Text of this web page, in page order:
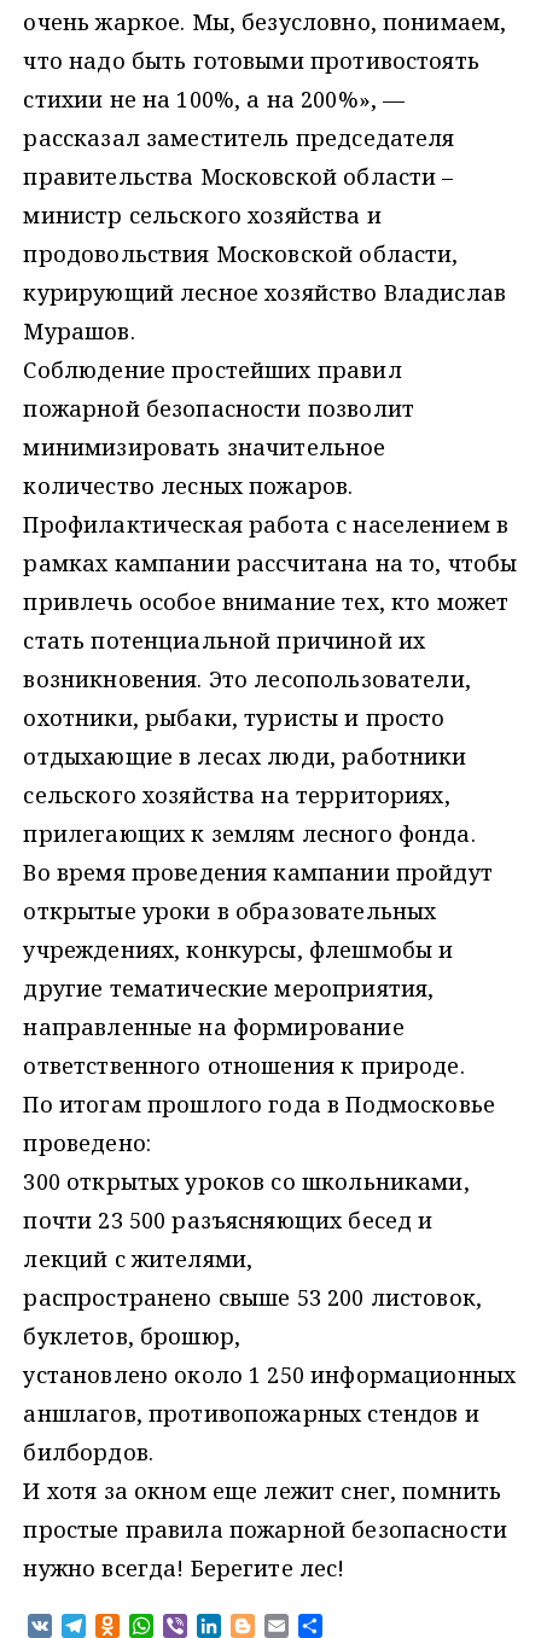
очень жаркое. Мы, безусловно, понимаем,
что надо быть готовыми противостоять
стихии не на 100%, а на 200%», —
рассказал заместитель председателя
правительства Московской области –
министр сельского хозяйства и
продовольствия Московской области,
курирующий лесное хозяйство Владислав
Мурашов.
Соблюдение простейших правил
пожарной безопасности позволит
минимизировать значительное
количество лесных пожаров.
Профилактическая работа с населением в
рамках кампании рассчитана на то, чтобы
привлечь особое внимание тех, кто может
стать потенциальной причиной их
возникновения. Это лесопользователи,
охотники, рыбаки, туристы и просто
отдыхающие в лесах люди, работники
сельского хозяйства на территориях,
прилегающих к землям лесного фонда.
Во время проведения кампании пройдут
открытые уроки в образовательных
учреждениях, конкурсы, флешмобы и
другие тематические мероприятия,
направленные на формирование
ответственного отношения к природе.
По итогам прошлого года в Подмосковье
проведено:
300 открытых уроков со школьниками,
почти 23 500 разъясняющих бесед и
лекций с жителями,
распространено свыше 53 200 листовок,
буклетов, брошюр,
установлено около 1 250 информационных
аншлагов, противопожарных стендов и
билбордов.
И хотя за окном еще лежит снег, помнить
простые правила пожарной безопасности
нужно всегда! Берегите лес!
V
O
W
V
B